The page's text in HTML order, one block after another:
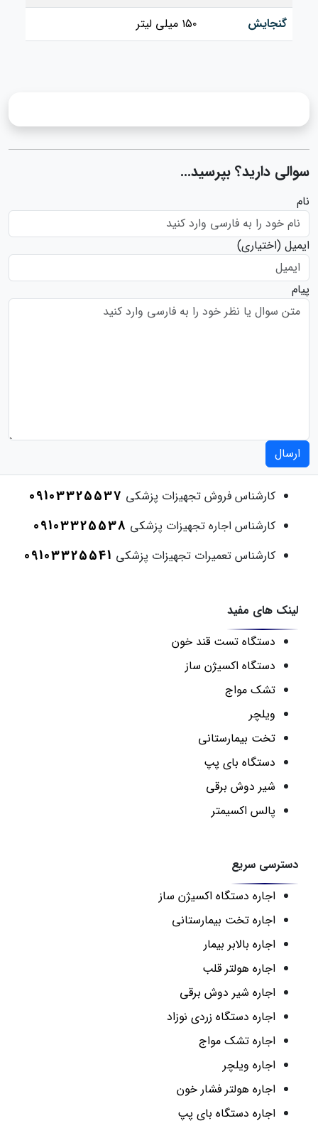
گنجایش
۱۵۰ میلی لیتر
سوالی دارید؟ بپرسید...
نام
ایمیل (اختیاری)
پیام
ارسال
کارشناس فروش تجهیزات پزشکی 09103325537
کارشناس اجاره تجهیزات پزشکی 09103325538
کارشناس تعمیرات تجهیزات پزشکی 09103325541
لینک های مفید
دستگاه تست قند خون
دستگاه اکسیژن ساز
تشک مواج
ویلچر
تخت بیمارستانی
دستگاه بای پپ
شیر دوش برقی
پالس اکسیمتر
دسترسی سریع
اجاره دستگاه اکسیژن ساز
اجاره تخت بیمارستانی
اجاره بالابر بیمار
اجاره هولتر قلب
اجاره شیر دوش برقی
اجاره دستگاه زردی نوزاد
اجاره تشک مواج
اجاره ویلچر
اجاره هولتر فشار خون
اجاره دستگاه بای پپ